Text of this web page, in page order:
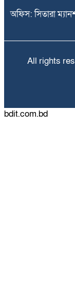
অফিস: সিতারা
All rights
bdit.com.bd